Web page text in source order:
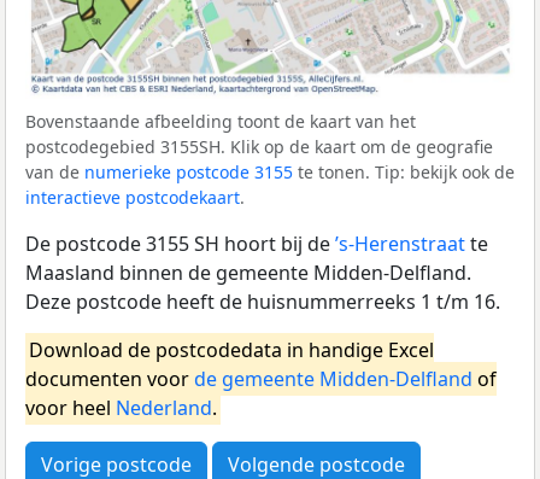
Bovenstaande afbeelding toont de kaart van het
postcodegebied 3155SH. Klik op de kaart om de geografie
van de numerieke postcode 3155 te tonen. Tip: bekijk ook de
interactieve postcodekaart.
De postcode 3155 SH hoort bij de’s-Herenstraatte
Maasland binnen de gemeente Midden-Delfland.
Deze postcode heeft de huisnummerreeks 1 t/m 16.
Download de postcodedata in handige Excel
documenten voorde gemeente Midden-Delfland of
voor heel Nederland.
Vorige postcode Volgende postcode